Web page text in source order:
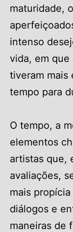
maturidade,
intenso
vida, em que
tiveram mais
tempo para
O tempo, a
elementos
artistas que,
avaliações,
mais
diálogos e
maneiras de